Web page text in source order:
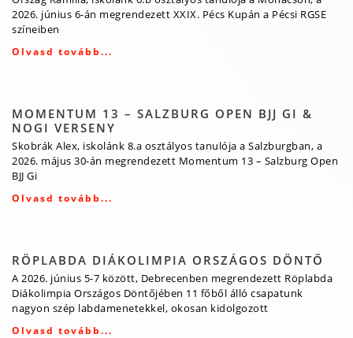
2026. június 6-án megrendezett XXIX. Pécs Kupán a Pécsi RGSE
színeiben
Olvasd tovább...
MOMENTUM 13 – SALZBURG OPEN BJJ GI &
NOGI VERSENY
Skobrák Alex, iskolánk 8.a osztályos tanulója a Salzburgban, a
2026. május 30-án megrendezett Momentum 13 – Salzburg Open
BJJ Gi
Olvasd tovább...
RÖPLABDA DIÁKOLIMPIA ORSZÁGOS DÖNTŐ
A 2026. június 5-7 között, Debrecenben megrendezett Röplabda
Diákolimpia Országos Döntőjében 11 főből álló csapatunk
nagyon szép labdamenetekkel, okosan kidolgozott
Olvasd tovább...